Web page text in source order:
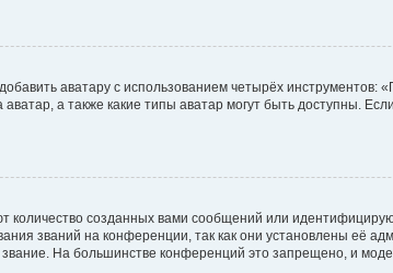
аватару с использованием четырёх инструментов:
а также какие типы аватар могут быть доступны.
созданных вами сообщений или
званий на конференции, так как они установлены её
На большинстве конференций это запрещено, и